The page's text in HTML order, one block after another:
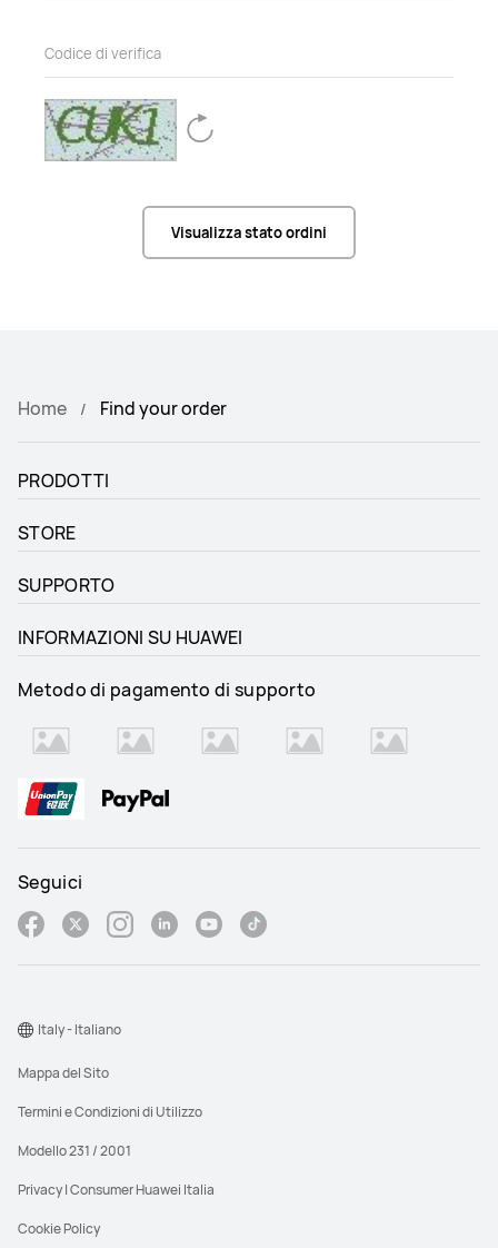
Visualizza stato ordini
Home Find your order
PRODOTTI
STORE
SUPPORTO
INFORMAZIONI SU HUAWEI
Metodo di pagamento di supporto
Seguici
Mappa del Sito
Termini e Condizioni di Utilizzo
Modello 231 / 2001
Privacy | Consumer Huawei Italia
Cookie Policy
Italy - Italiano